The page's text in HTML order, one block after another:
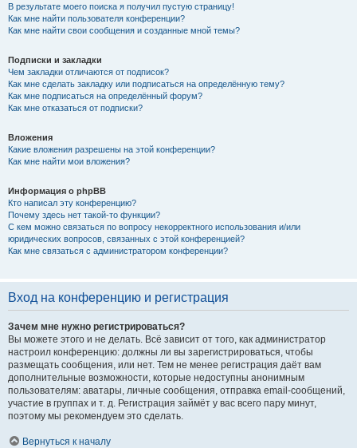
В результате моего поиска я получил пустую страницу!
Как мне найти пользователя конференции?
Как мне найти свои сообщения и созданные мной темы?
Подписки и закладки
Чем закладки отличаются от подписок?
Как мне сделать закладку или подписаться на определённую тему?
Как мне подписаться на определённый форум?
Как мне отказаться от подписки?
Вложения
Какие вложения разрешены на этой конференции?
Как мне найти мои вложения?
Информация о phpBB
Кто написал эту конференцию?
Почему здесь нет такой-то функции?
С кем можно связаться по вопросу некорректного использования и/или
юридических вопросов, связанных с этой конференцией?
Как мне связаться с администратором конференции?
Вход на конференцию и регистрация
Зачем мне нужно регистрироваться?
Вы можете этого и не делать. Всё зависит от того, как администратор
настроил конференцию: должны ли вы зарегистрироваться, чтобы
размещать сообщения, или нет. Тем не менее регистрация даёт вам
дополнительные возможности, которые недоступны анонимным
пользователям: аватары, личные сообщения, отправка email-сообщений,
участие в группах и т. д. Регистрация займёт у вас всего пару минут,
поэтому мы рекомендуем это сделать.
Вернуться к началу